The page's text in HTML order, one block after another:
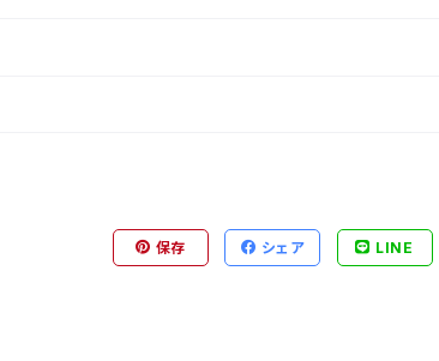
保存 シェア LINE